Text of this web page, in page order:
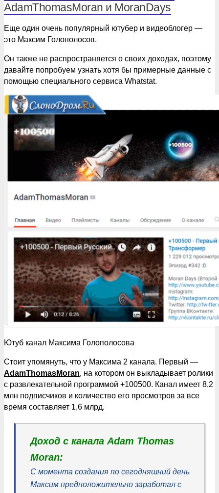
AdamThomasMoran и MoranDays
Еще один очень популярный ютубер и видеоблогер —
это Максим Голополосов.
Он также не распространяется о своих доходах, поэтому
давайте попробуем узнать хотя бы примерные данные с
помощью специального сервиса Whatstat.
Ютуб канал Максима Голополосова
Стоит упомянуть, что у Максима 2 канала. Первый —
AdamThomasMoran, на котором он выкладывает ролики
с развлекательной программой +100500. Канал имеет 8,2
млн подписчиков и количество его просмотров за все
время составляет 1,6 млрд.
Доход с канала Adam Thomas
Moran:
С момента создания по сегодняшний день
Максим предположительно заработал с